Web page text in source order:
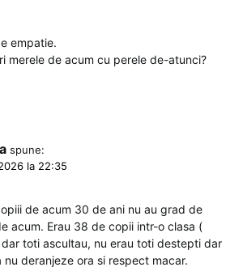
empatie.
merele de acum cu perele de-atunci?
spune:
la 22:35
de acum 30 de ani nu au grad de
acum. Erau 38 de copii intr-o clasa (
toti ascultau, nu erau toti destepti dar
nu deranjeze ora si respect macar.